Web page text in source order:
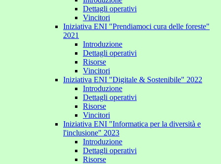
Dettagli operativi
Vincitori
Iniziativa ENI "Prendiamoci cura delle foreste"
2021
Introduzione
Dettagli operativi
Risorse
Vincitori
Iniziativa ENI "Digitale & Sostenibile" 2022
Introduzione
Dettagli operativi
Risorse
Vincitori
Iniziativa ENI "Informatica per la diversità e
l'inclusione" 2023
Introduzione
Dettagli operativi
Risorse